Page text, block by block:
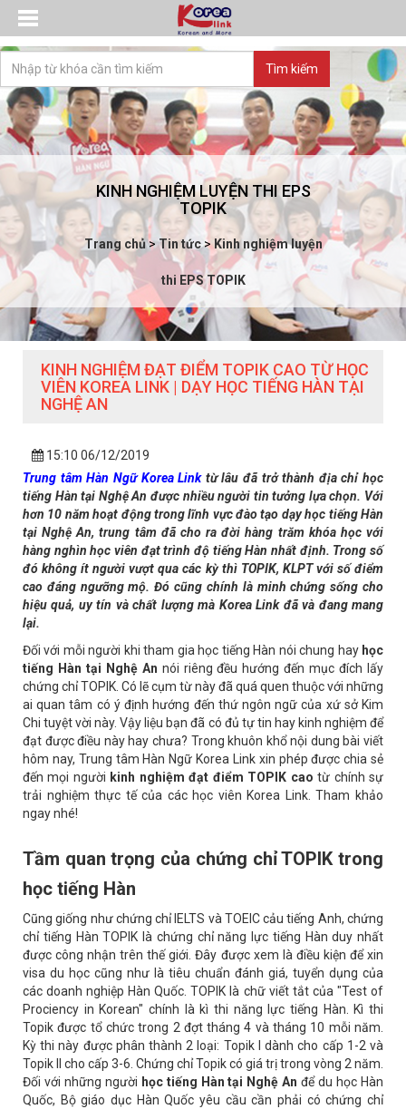
KINH NGHIỆM LUYỆN THI EPS
TOPIK
Trang chủ>Tin tức> Kinh nghiệm luyện
thi EPS TOPIK
KINH NGHIỆM ĐẠT ĐIỂM TOPIK CAO TỪ HỌC
VIÊN KOREA LINK | DẠY HỌC TIẾNG HÀN TẠI
NGHỆ AN
15:10 06/12/2019
Trung tâmHàn NgữKorea Link từ lâu đã trở thành địa chỉ học
tiếng Hàn tại Nghệ An được nhiều người tin tưởng lựa chọn. Với
hơn 10 năm hoạt động trong lĩnh vực đào tạo dạy học tiếng Hàn
tại Nghệ An, trung tâm đã cho ra đời hàng trăm khóa học với
hàng nghìn học viên đạt trình độ tiếng Hàn nhất định. Trong số
đó không ít người vượt qua các kỳ thì TOPIK, KLPT với số điểm
cao đáng ngưỡng mộ. Đó cũng chính là minh chứng sống cho
hiệu quả, uy tín và chất lượng mà Korea Link đã và đang mang
lại.
Đối với mỗi người khi tham gia học tiếng Hàn nói chung hay học
tiếng Hàn tại Nghệ An nói riêng đều hướng đến mục đích lấy
chứng chỉ TOPIK. Có lẽ cụm từ này đã quá quen thuộc với những
ai quan tâm có ý định hướng đến thứ ngôn ngữ của xứ sở Kim
Chi tuyệt vời này. Vậy liệu bạn đã có đủ tự tin hay kinh nghiệm để
đạt được điều này hay chưa? Trong khuôn khổ nội dung bài viết
hôm nay, Trung tâm Hàn Ngữ Korea Link xin phép được chia sẻ
đến mọi người kinh nghiệm đạt điểm TOPIK caotừ chính sự
trải nghiệm thực tế của các học viên Korea Link. Tham khảo
ngay nhé!
Tầm quan trọng của chứng chỉ TOPIK trong
học tiếng Hàn
Cũng giống như chứng chỉ IELTS và TOEIC cảu tiếng Anh, chứng
chỉ tiếng Hàn TOPIK là chứng chỉ năng lực tiếng Hàn duy nhất
được công nhận trên thế giới. Đây được xem là điều kiện để xin
visa du học cũng như là tiêu chuẩn đánh giá, tuyển dụng của
các doanh nghiệp Hàn Quốc. TOPIK là chữ viết tắt của "Test of
Prociency in Korean" chính là kì thi năng lực tiếng Hàn. Kì thi
Topik được tổ chức trong 2 đợt tháng 4 và tháng 10 mỗi năm.
Kỳ thi này được phân thành 2 loại: Topik I dành cho cấp 1-2 và
Topik II cho cấp 3-6. Chứng chỉ Topik có giá trị trong vòng 2 năm.
Đối với những người học tiếng Hàn tại Nghệ Anđể du học Hàn
Quốc, Bộ giáo dục Hàn Quốc yêu cầu cần phải có chứng chỉ